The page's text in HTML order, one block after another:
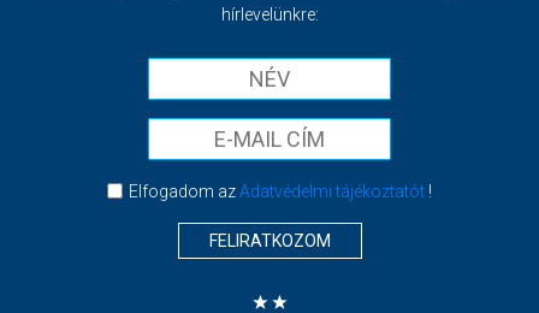
hírlevelünkre:
Elfogadom azAdatvédelmi tájékoztatót!
FELIRATKOZOM